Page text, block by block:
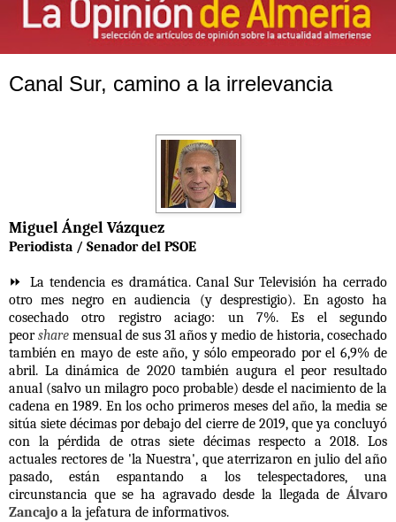
Canal Sur, camino a la irrelevancia
Miguel Ángel Vázquez
Periodista / Senador del PSOE
⏩ La tendencia es dramática. Canal Sur Televisión ha cerrado
otro mes negro en audiencia (y desprestigio). En agosto ha
cosechado otro registro aciago: un 7%. Es el segundo
peorshare mensual de sus 31 años y medio de historia, cosechado
también en mayo de este año, y sólo empeorado por el 6,9% de
abril. La dinámica de 2020 también augura el peor resultado
anual (salvo un milagro poco probable) desde el nacimiento de la
cadena en 1989. En los ocho primeros meses del año, la media se
sitúa siete décimas por debajo del cierre de 2019, que ya concluyó
con la pérdida de otras siete décimas respecto a 2018. Los
actuales rectores de 'la Nuestra', que aterrizaron en julio del año
pasado, están espantando a los telespectadores, una
circunstancia que se ha agravado desde la llegada de Álvaro
Zancajo a la jefatura de informativos.